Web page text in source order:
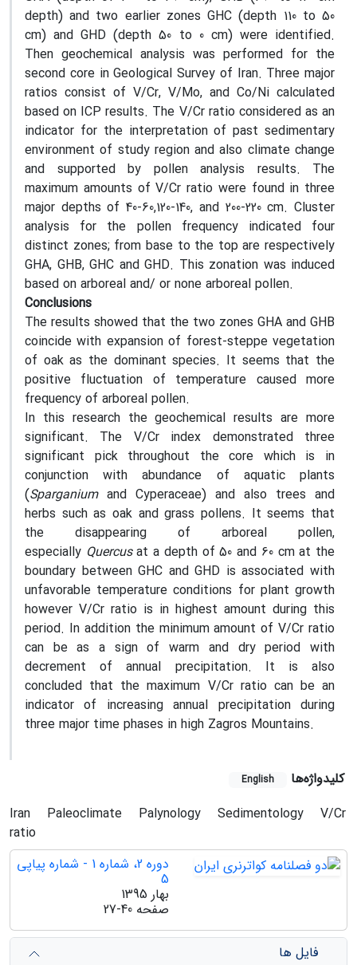
depth) and two earlier zones GHC (depth 110 to 50
cm) and GHD (depth 50 to 0 cm) were identified.
Then geochemical analysis was performed for the
second core in Geological Survey of Iran. Three major
ratios consist of V/Cr, V/Mo, and Co/Ni calculated
based on ICP results. The V/Cr ratio considered as an
indicator for the interpretation of past sedimentary
environment of study region and also climate change
and supported by pollen analysis results. The
maximum amounts of V/Cr ratio were found in three
major depths of 40-60,120-140, and 200-220 cm. Cluster
analysis for the pollen frequency indicated four
distinct zones; from base to the top are respectively
GHA, GHB, GHC and GHD. This zonation was induced
based on arboreal and/ or none arboreal pollen.
Conclusions
The results showed that the two zones GHA and GHB
coincide with expansion of forest-steppe vegetation
of oak as the dominant species. It seems that the
positive fluctuation of temperature caused more
frequency of arboreal pollen.
In this research the geochemical results are more
significant. The V/Cr index demonstrated three
significant pick throughout the core which is in
conjunction with abundance of aquatic plants
(Sparganiumand Cyperaceae) and also trees and
herbs such as oak and grass pollens. It seems that
the disappearing of arboreal pollen,
especially Quercusat a depth of 50 and 60 cm at the
boundary between GHC and GHD is associated with
unfavorable temperature conditions for plant growth
however V/Cr ratio is in highest amount during this
period. In addition the minimum amount of V/Cr ratio
can be as a sign of warm and dry period with
decrement of annual precipitation. It is also
concluded that the maximum V/Cr ratio can be an
indicator of increasing annual precipitation during
three major time phases in high Zagros Mountains.
کلیدواژه‌ها English
Iran Paleoclimate Palynology Sedimentology
V/Cr
ratio
دوره 2، شماره 1 - شماره پیاپی
5
بهار 1395
صفحه 27-40
فایل ها